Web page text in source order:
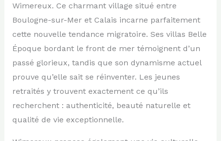
Wimereux. Ce charmant village situé entre
Boulogne-sur-Mer et Calais incarne parfaitement
cette nouvelle tendance migratoire. Ses villas Belle
Époque bordant le front de mer témoignent d’un
passé glorieux, tandis que son dynamisme actuel
prouve qu’elle sait se réinventer. Les jeunes
retraités y trouvent exactement ce qu’ils
recherchent : authenticité, beauté naturelle et
qualité de vie exceptionnelle.